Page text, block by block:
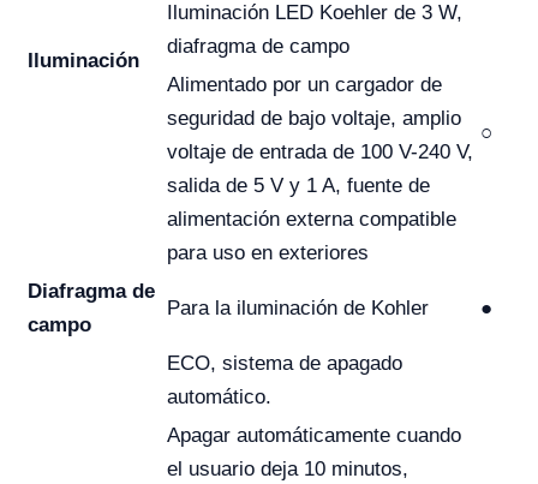
Iluminación
Iluminación LED Koehler de 3 W,
diafragma de campo
○
Alimentado por un cargador de
seguridad de bajo voltaje, amplio
voltaje de entrada de 100 V-240 V,
salida de 5 V y 1 A, fuente de
alimentación externa compatible
para uso en exteriores
Diafragma de
campo
Para la iluminación de Kohler ●
ECO, sistema de apagado
automático.
Apagar automáticamente cuando
el usuario deja 10 minutos,